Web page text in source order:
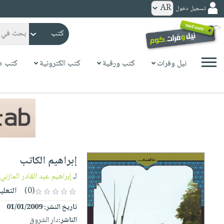
كتب
ورقية
المواضيع
مخفض
عروض
خاصة
صفحات
مشوقة
الكترونية
حديثاً
الأكثر
مبيعاً
كتب
مجانية
الصفحة
الرئيسية
masmu3
بلا
حدود
أطفال
وناشئة
الصفحة
وسائل
تسجيل دخول
نيل وفرات كتب ورقية كتب الكترونية كتب
إبراهيم الكاتب
لـإبراهيم عبد القادر المازني
(0)
تاريخ النشر:01/01/2009
الناشر:دار الشروق